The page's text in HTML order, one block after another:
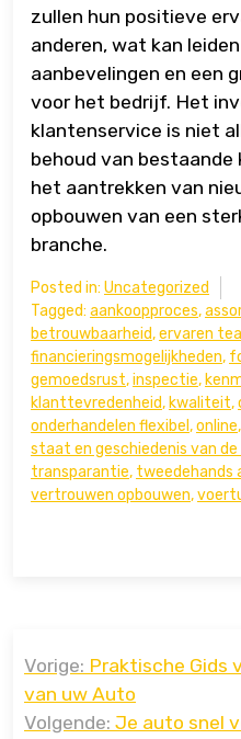
zullen hun positieve
anderen, wat kan
aanbevelingen en een
voor het bedrijf. Het
klantenservice is niet
behoud van
het aantrekken van
opbouwen van een
branche.
Posted in: Uncategorized
Tagged: aankoopproces,
betrouwbaarheid,ervaren
financieringsmogelijkheden,
gemoedsrust,inspectie,
klanttevredenheid, kwaliteit,
onderhandelen flexibel ,online,
staat en geschiedenis van
transparantie, tweedehands
vertrouwen opbouwen,
navigatie
Vorige: Praktische Gids
van uw Auto
Volgende: Je auto snel